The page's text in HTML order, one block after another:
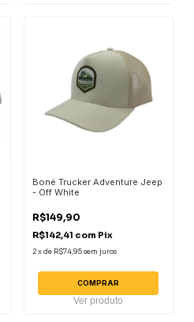
Boné Trucker Adventure Jeep
- Off White
R$149,90
R$142,41 com Pix
2 xde R$74,95 sem juros
COMPRAR
Ver produto